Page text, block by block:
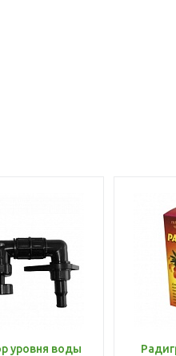
уровня воды